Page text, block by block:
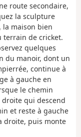
route secondaire,
la sculpture
maison bien
terrain de cricket.
quelques
du manoir, dont un
continue à
à gauche en
le chemin
qui descend
et reste à gauche
droite, puis monte